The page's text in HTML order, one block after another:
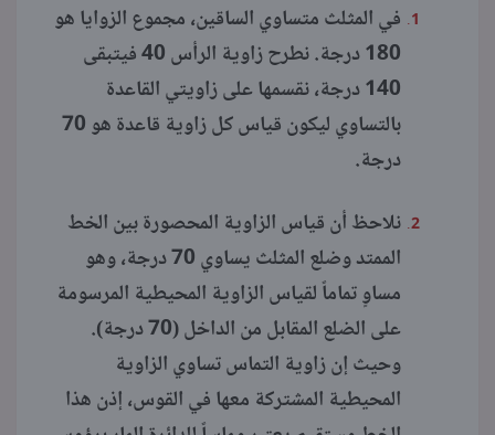
في المثلث متساوي الساقين، مجموع الزوايا هو
180 درجة. نطرح زاوية الرأس 40 فيتبقى
140 درجة، نقسمها على زاويتي القاعدة
بالتساوي ليكون قياس كل زاوية قاعدة هو 70
درجة.
نلاحظ أن قياس الزاوية المحصورة بين الخط
الممتد وضلع المثلث يساوي 70 درجة، وهو
مساوٍ تماماً لقياس الزاوية المحيطية المرسومة
على الضلع المقابل من الداخل (70 درجة).
وحيث إن زاوية التماس تساوي الزاوية
المحيطية المشتركة معها في القوس، إذن هذا